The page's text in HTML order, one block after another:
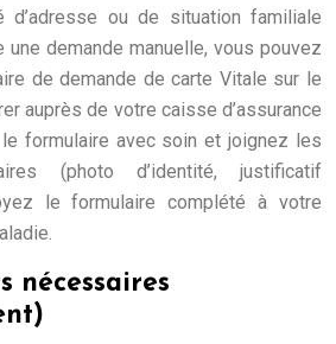
d’adresse ou de situation familiale
une demande manuelle, vous pouvez
de demande de carte Vitale sur le
auprès de votre caisse d’assurance
formulaire avec soin et joignez les
(photo d’identité, justificatif
le formulaire complété à votre
nécessaires